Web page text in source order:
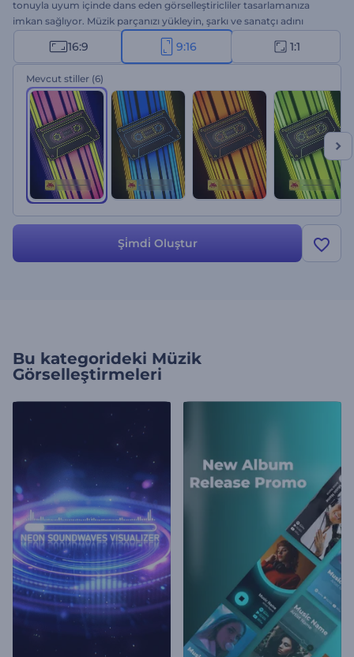
tonuyla uyum içinde dans eden görselleştiricliler tasarlamanıza
imkan sağlıyor. Müzik parçanızı yükleyin, şarkı ve sanatçı adını
ekleyin; sesin ve retro görsellerin kusursuz birleşimiyle dinleyicileri
büyülü bir dünyaya sürükleyin. Müzik reklamları, yeni single ve
albüm lansmanları, nostaljik müzik kanalı tanıtımları vs. için
mükemmel bir seçenek. Hemen oluşturun; modern ve geleneksel
unsurları bir arada kullanarak harika bir müzik deneyim yaratarak
herkesi kendinizden konuşturun.
16:9 9:16 1:1
Mevcut stiller (6)
Şi̇mdi̇ Oluştur
Bu kategorideki Müzik
Görselleştirmeleri